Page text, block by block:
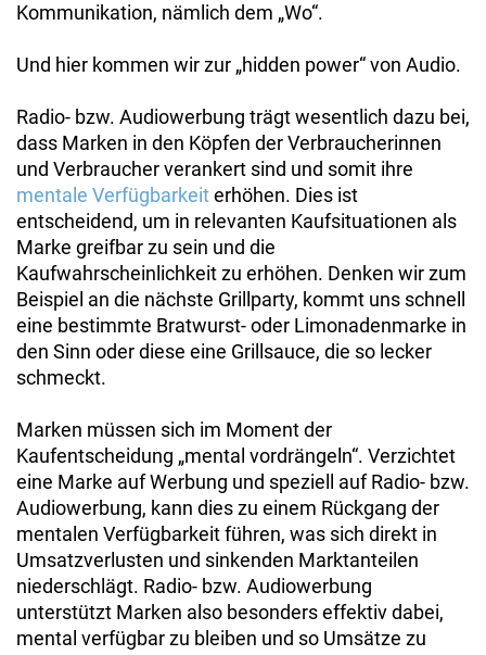
Kommunikation, nämlich dem „Wo“.
Und hier kommen wir zur „hidden power“ von Audio.
Radio- bzw. Audiowerbung trägt wesentlich dazu bei,
dass Marken in den Köpfen der Verbraucherinnen
und Verbraucher verankert sind und somit ihre
mentale Verfügbarkeiterhöhen. Dies ist
entscheidend, um in relevanten Kaufsituationen als
Marke greifbar zu sein und die
Kaufwahrscheinlichkeit zu erhöhen. Denken wir zum
Beispiel an die nächste Grillparty, kommt uns schnell
eine bestimmte Bratwurst- oder Limonadenmarke in
den Sinn oder diese eine Grillsauce, die so lecker
schmeckt.
Marken müssen sich im Moment der
Kaufentscheidung „mental vordrängeln“. Verzichtet
eine Marke auf Werbung und speziell auf Radio- bzw.
Audiowerbung, kann dies zu einem Rückgang der
mentalen Verfügbarkeit führen, was sich direkt in
Umsatzverlusten und sinkenden Marktanteilen
niederschlägt. Radio- bzw. Audiowerbung
unterstützt Marken also besonders effektiv dabei,
mental verfügbar zu bleiben und so Umsätze zu